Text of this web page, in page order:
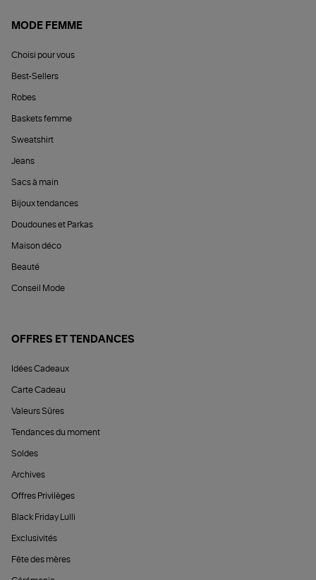
MODE FEMME
Choisi pour vous
Best-Sellers
Robes
Baskets femme
Sweatshirt
Jeans
Sacs à main
Bijoux tendances
Doudounes et Parkas
Maison déco
Beauté
Conseil Mode
OFFRES ET TENDANCES
Idées Cadeaux
Carte Cadeau
Valeurs Sûres
Tendances du moment
Soldes
Archives
Offres Privilèges
Black Friday Lulli
Exclusivités
Fête des mères